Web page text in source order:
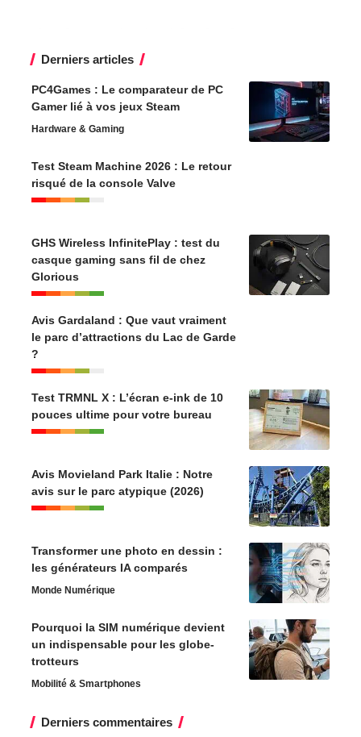
Derniers articles
PC4Games : Le comparateur de PC
Gamer lié à vos jeux Steam
Hardware & Gaming
Test Steam Machine 2026 : Le retour
risqué de la console Valve
GHS Wireless InfinitePlay : test du
casque gaming sans fil de chez
Glorious
Avis Gardaland : Que vaut vraiment
le parc d’attractions du Lac de Garde
?
Test TRMNL X : L’écran e-ink de 10
pouces ultime pour votre bureau
Avis Movieland Park Italie : Notre
avis sur le parc atypique (2026)
Transformer une photo en dessin :
les générateurs IA comparés
Monde Numérique
Pourquoi la SIM numérique devient
un indispensable pour les globe-
trotteurs
Mobilité & Smartphones
Derniers commentaires